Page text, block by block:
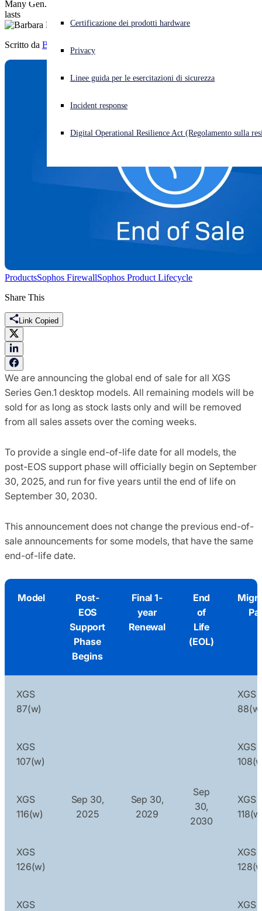
Cyberattacco in corso? Ottieni assistenza immediata
Open language switcher
Certificazione dei prodotti hardware
Privacy
Linee guida per le esercitazioni di sicurezza
Incident response
Digital Operational Resilience Act (Regolamento sulla
Many Gen.1 desktop models are now only available as long as stock
lasts
Scritto da Barbara Hudson
ProductsSophos FirewallSophos Product Lifecycle
Share This
Link Copied
We are announcing the global end of sale for all XGS
Series Gen.1 desktop models. All remaining models will be
sold for as long as stock lasts only and will be removed
from all sales assets over the coming weeks.
To provide a single end-of-life date for all models, the
post-EOS support phase will officially begin on September
30, 2025, and run for five years until the end of life on
September 30, 2030.
This announcement does not change the previous end-of-
sale announcements for some models, that have the same
end-of-life date.
Model
Post-
EOS
Support
Phase
Begins
Final 1-
year
Renewal
End
of
Life
(EOL)
XGS
87(w)
Sep 30,
2025
Sep 30,
2029
Sep
30,
2030
XGS
XGS
107(w)
XGS
XGS
116(w)
XGS
XGS
126(w)
XGS
XGS
XGS